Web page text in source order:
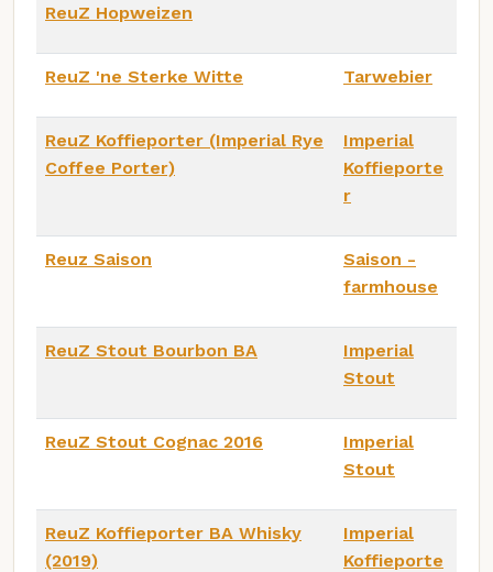
ReuZ Hopweizen
ReuZ 'ne Sterke Witte Tarwebier
ReuZ Koffieporter (Imperial Rye
Coffee Porter)
Imperial
Koffieporte
r
Reuz Saison
Saison -
farmhouse
ReuZ Stout Bourbon BA
Imperial
Stout
ReuZ Stout Cognac 2016
Imperial
Stout
ReuZ Koffieporter BA Whisky
(2019)
Imperial
Koffieporte